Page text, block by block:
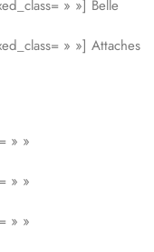
» »] Belle
» »] Attaches
» »
» »
» »